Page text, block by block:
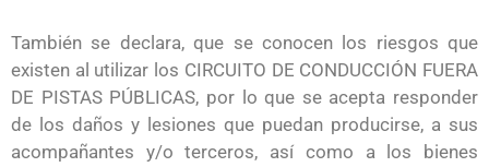
También se declara, que se conocen los riesgos que
existen al utilizar los CIRCUITO DE CONDUCCIÓN FUERA
DE PISTAS PÚBLICAS, por lo que se acepta responder
de los daños y lesiones que puedan producirse, a sus
acompañantes y/o terceros, así como a los bienes